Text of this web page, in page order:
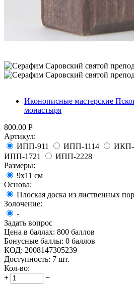
Иконописные мастерские
монастыря
800.00 Р
Артикул:
ИПП-911
ИПП-1114 ИКП-
ИПП-1721
ИПП-2228
Размеры:
9х11 см
Основа:
Плоская доска из лиственных
Золочение:
-
Задать вопрос
Цена в баллах: 800 баллов
Бонусные баллы: 0 баллов
КОД: 2008147305239
Доступность: 7 шт.
Кол-во:
+
−